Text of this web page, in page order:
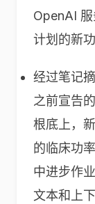
OpenAI
计划的新
经过笔记
之前宣告
根底上，
的临床功
中进步作
文本和上